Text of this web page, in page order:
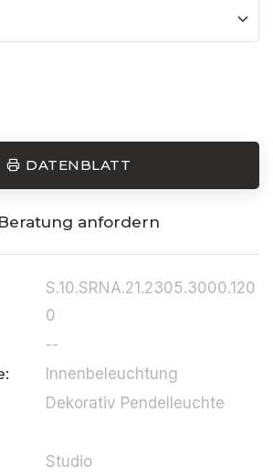
DATENBLATT
Beratung anfordern
S.10.SRNA.21.2305.3000.120
0
--
Innenbeleuchtung
Dekorativ Pendelleuchte
Studio